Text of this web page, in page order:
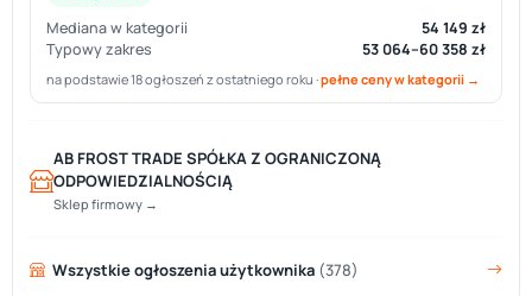
Mediana w kategorii
54 149 zł
Typowy zakres
53 064–60 358 zł
na podstawie 18 ogłoszeń z ostatniego roku ·pełne ceny w kategorii →
AB FROST TRADE SPÓŁKA Z OGRANICZONĄ
ODPOWIEDZIALNOŚCIĄ
Sklep firmowy →
Wszystkie ogłoszenia użytkownika (378)